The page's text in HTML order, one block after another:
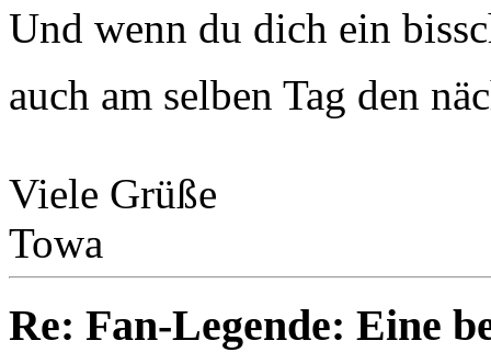
Und wenn du dich ein
auch am selben Tag den
Viele Grüße
Towa
Re: Fan-Legende: Eine